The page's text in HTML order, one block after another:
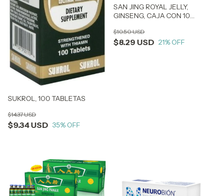
SUKROL, 100 TABLETAS
$9.34 USD
$14.37 USD
35% OFF
SAN JING ROYAL JELLY,
GINSENG, CAJA CON 10
$8.29 USD
$10.50 USD
21% OFF